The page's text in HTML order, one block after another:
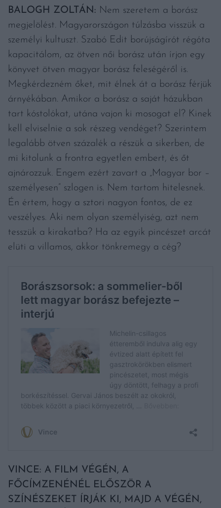
BALOGH ZOLTÁN: Nem szeretem a borász
megjelölést. Magyarországon túlzásba visszük a
személyi kultuszt. Szabó Edit borújságírót régóta
kapacitálom, az ötven női borász után írjon egy
könyvet ötven magyar borász feleségéről is.
Megkérdezném őket, mit élnek át a borász férjük
árnyékában. Amikor a borász a saját házukban
tart kóstolókat, utána vajon ki mosogat el? Kinek
kell elviselnie a sok részeg vendéget? Szerintem
legalább ötven százalék a részük a sikerben, de
mi kitolunk a frontra egyetlen embert, és őt
ajnározzuk. Engem ezért zavart a „Magyar bor –
személyesen” szlogen is. Nem tartom hitelesnek.
Én értem, hogy a sztori nagyon fontos, de ez
veszélyes. Aki nem olyan személyiség, azt nem
tesszük a kirakatba? Ha az egyik pincészet arcát
elüti a villamos, akkor tönkremegy a cég?
VINCE: A FILM VÉGÉN, A
FŐCÍMZENÉNÉL ELŐSZÖR A
SZÍNÉSZEKET ÍRJÁK KI, MAJD A VÉGÉN,